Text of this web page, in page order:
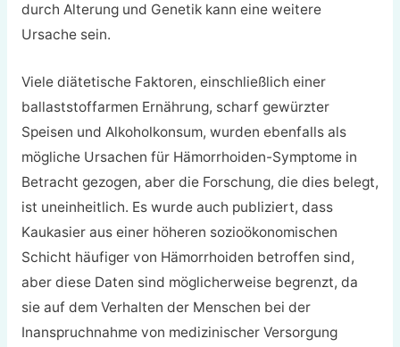
durch Alterung und Genetik kann eine weitere
Ursache sein.
Viele diätetische Faktoren, einschließlich einer
ballaststoffarmen Ernährung, scharf gewürzter
Speisen und Alkoholkonsum, wurden ebenfalls als
mögliche Ursachen für Hämorrhoiden-Symptome in
Betracht gezogen, aber die Forschung, die dies belegt,
ist uneinheitlich. Es wurde auch publiziert, dass
Kaukasier aus einer höheren sozioökonomischen
Schicht häufiger von Hämorrhoiden betroffen sind,
aber diese Daten sind möglicherweise begrenzt, da
sie auf dem Verhalten der Menschen bei der
Inanspruchnahme von medizinischer Versorgung